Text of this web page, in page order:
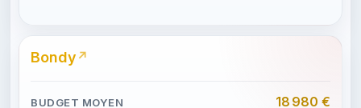
Bondy
18 980 €